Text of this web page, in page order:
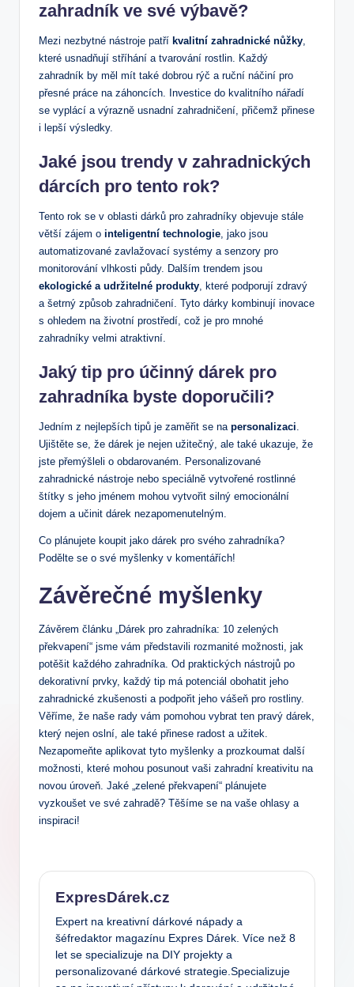
zahradník ve své výbavě?
Mezi nezbytné nástroje patří kvalitní⁣ zahradnické nůžky,
které usnadňují stříhání a tvarování rostlin. Každý
zahradník by měl mít také dobrou rýč a ruční náčiní pro
přesné práce na záhoncích. Investice do kvalitního nářadí
se vyplácí a výrazně usnadní zahradničení, přičemž přinese
i lepší výsledky.
Jaké jsou trendy v zahradnických
dárcích ​pro tento rok?
Tento ⁣rok se v oblasti dárků pro zahradníky objevuje stále
větší zájem o inteligentní technologie, ‍jako jsou
automatizované zavlažovací systémy a senzory pro
monitorování vlhkosti ​půdy. Dalším ​trendem jsou
ekologické a udržitelné produkty, které podporují zdravý
a šetrný způsob zahradničení. Tyto⁤ dárky kombinují inovace
s ohledem na životní prostředí, což je pro mnohé
zahradníky velmi atraktivní.
Jaký tip ⁤pro účinný dárek pro
zahradníka byste doporučili?
Jedním z nejlepších ​tipů je zaměřit se na personalizaci.
Ujištěte se, že dárek je nejen užitečný, ale také ukazuje, že
jste přemýšleli o obdarovaném. Personalizované
zahradnické nástroje nebo ‌speciálně vytvořené rostlinné
štítky s⁢ jeho jménem‌ mohou vytvořit silný emocionální
dojem a učinit dárek nezapomenutelným.
Co plánujete koupit jako dárek pro svého zahradníka?
Podělte se o‍ své myšlenky v komentářích!
Závěrečné myšlenky
Závěrem​ článku „Dárek pro zahradníka: 10 zelených
překvapení“ jsme vám představili rozmanité možnosti,⁢ jak
potěšit každého zahradníka. Od praktických nástrojů po
dekorativní prvky, každý tip má potenciál obohatit jeho
zahradnické zkušenosti a podpořit jeho vášeň pro rostliny.
Věříme, že naše rady vám pomohou vybrat ten pravý ‍dárek,
který nejen oslní,​ ale také‍ přinese radost‍ a užitek.
Nezapomeňte aplikovat tyto myšlenky a prozkoumat další
možnosti, které mohou posunout vaši zahradní kreativitu na
novou úroveň. Jaké „zelené překvapení“ plánujete
vyzkoušet ve své zahradě? Těšíme se na⁢ vaše ohlasy a
inspiraci!
ExpresDárek.cz
Expert na kreativní dárkové nápady a
šéfredaktor magazínu Expres Dárek. Více než 8
let se specializuje na DIY projekty a
personalizované dárkové strategie.Specializuje